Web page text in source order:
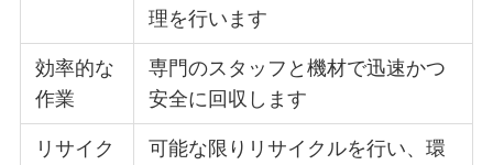
理を行います
効率的な
作業
専門のスタッフと機材で迅速かつ
安全に回収します
リサイク
可能な限りリサイクルを行い、環